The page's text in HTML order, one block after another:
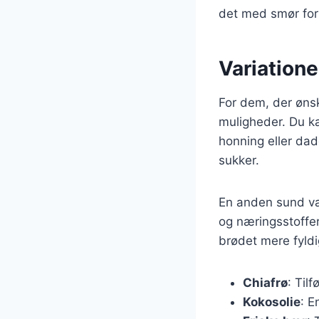
det med smør
For dem, der
muligheder. Du
honning eller
sukker.
En anden sund
og
brødet mere
Chiafrø:
Kokosolie: